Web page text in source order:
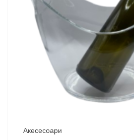
Акесесоари